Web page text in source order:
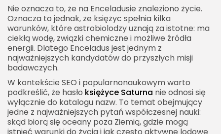
Nie oznacza to, że na Enceladusie znaleziono życie.
Oznacza to jednak, że księżyc spełnia kilka
warunków, które astrobiolodzy uznają za istotne: ma
ciekłą wodę, związki chemiczne i możliwe źródła
energii. Dlatego Enceladus jest jednym z
najważniejszych kandydatów do przyszłych misji
badawczych.
W kontekście SEO i popularnonaukowym warto
podkreślić, że hasło księżyce Saturna nie odnosi się
wyłącznie do katalogu nazw. To temat obejmujący
jedne z najważniejszych pytań współczesnej nauki:
skąd biorą się oceany poza Ziemią, gdzie mogą
istnieć warunki do życia i jak często aktywne lodowe